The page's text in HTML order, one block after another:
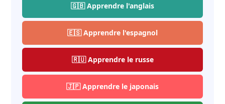
🇬🇧 Apprendre l'anglais
🇪🇸 Apprendre l'espagnol
🇷🇺 Apprendre le russe
🇯🇵 Apprendre le japonais